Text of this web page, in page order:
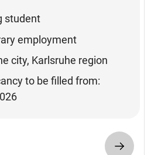
student
employment
city, Karlsruhe region
to be filled from: